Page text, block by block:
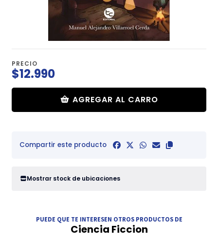
PRECIO
$12.990
AGREGAR AL CARRO
Compartir este producto
Mostrar stock de ubicaciones
PUEDE QUE TE INTERESEN OTROS PRODUCTOS DE
Ciencia Ficcion